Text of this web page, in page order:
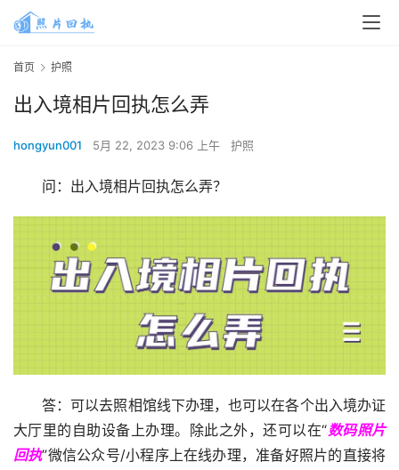
首页 护照
出入境相片回执怎么弄
hongyun001 5月 22, 2023 9:06 上午 护照
问：出入境相片回执怎么弄？
答：可以去照相馆线下办理，也可以在各个出入境办证
大厅里的自助设备上办理。除此之外，还可以在“数码照片
回执”微信公众号/小程序上在线办理，准备好照片的直接将